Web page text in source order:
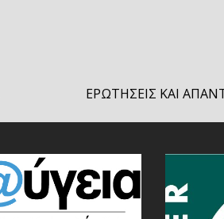
ΕΡΩΤΗΣΕΙΣ ΚΑΙ